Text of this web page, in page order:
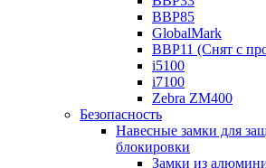
BBP85
GlobalMark
BBP11 (Снят с
i5100
i7100
Zebra ZM400
Безопасность
Навесные замки для
блокировки
Замки из